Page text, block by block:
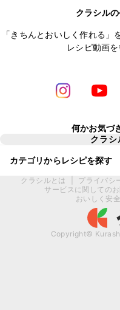
クラシル
「きちんとおいしく作れる
レシピ動画
何かお気づ
クラシ
カテゴリからレシピを探す
クラシルとは プライバシ
サービスに関しての
おいしく安
Copyright©